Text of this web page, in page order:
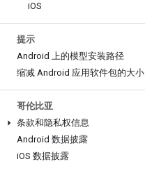
iOS
提示
Android 上的模型安装路径
缩减 Android 应用软件包的大小
哥伦比亚
条款和隐私权信息
Android 数据披露
iOS 数据披露